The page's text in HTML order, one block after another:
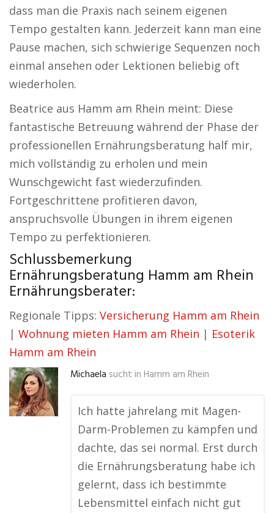
dass man die Praxis nach seinem eigenen
Tempo gestalten kann. Jederzeit kann man eine
Pause machen, sich schwierige Sequenzen noch
einmal ansehen oder Lektionen beliebig oft
wiederholen.
Beatrice aus Hamm am Rhein meint: Diese
fantastische Betreuung während der Phase der
professionellen Ernährungsberatung half mir,
mich vollständig zu erholen und mein
Wunschgewicht fast wiederzufinden.
Fortgeschrittene profitieren davon,
anspruchsvolle Übungen in ihrem eigenen
Tempo zu perfektionieren.
Schlussbemerkung
Ernährungsberatung Hamm am Rhein
Ernährungsberater:
Regionale Tipps: Versicherung Hamm am Rhein
| Wohnung mieten Hamm am Rhein | Esoterik
Hamm am Rhein
Michaela sucht in Hamm am Rhein
Ich hatte jahrelang mit Magen-
Darm-Problemen zu kämpfen und
dachte, das sei normal. Erst durch
die Ernährungsberatung habe ich
gelernt, dass ich bestimmte
Lebensmittel einfach nicht gut